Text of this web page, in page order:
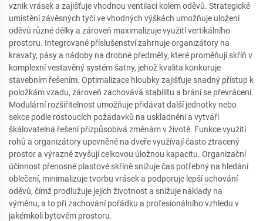
vznik vrásek a zajišťuje vhodnou ventilaci kolem oděvů. Strategické
umístění závěsných tyčí ve vhodných výškách umožňuje uložení
oděvů různé délky a zároveň maximalizuje využití vertikálního
prostoru. Integrované příslušenství zahrnuje organizátory na
kravaty, pásy a nádoby na drobné předměty, které proměňují skříň v
komplexní vestavěný systém šatny, jehož kvalita konkuruje
stavebním řešením. Optimalizace hloubky zajišťuje snadný přístup k
položkám vzadu, zároveň zachovává stabilitu a brání se převrácení.
Modulární rozšiřitelnost umožňuje přidávat další jednotky nebo
sekce podle rostoucích požadavků na uskladnění a vytváří
škálovatelná řešení přizpůsobivá změnám v životě. Funkce využití
rohů a organizátory upevněné na dveře využívají často ztracený
prostor a výrazně zvyšují celkovou úložnou kapacitu. Organizační
účinnost přenosné plastové skříně snižuje čas potřebný na hledání
oblečení, minimalizuje tvorbu vrásek a podporuje lepší uchování
oděvů, čímž prodlužuje jejich životnost a snižuje náklady na
výměnu, a to při zachování pořádku a profesionálního vzhledu v
jakémkoli bytovém prostoru.